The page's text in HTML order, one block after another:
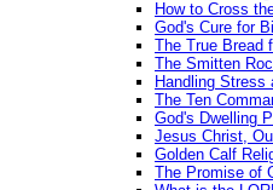
How to Cross
God's Cure for
The True Bread
The Smitten
Handling Stress
The Ten
God's Dwelling
Jesus Christ,
Golden Calf
The Promise of